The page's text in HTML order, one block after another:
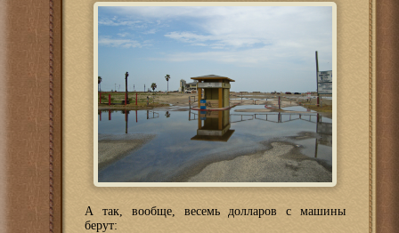
А так, вообще, весемь долларов с машины
берут: